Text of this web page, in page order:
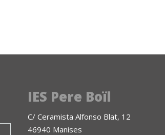
IES Pere Boïl
C/ Ceramista Alfonso Blat, 12
46940 Manises